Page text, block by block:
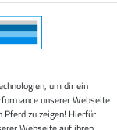
um dir ein
unserer Webseite
zu zeigen! Hierfür